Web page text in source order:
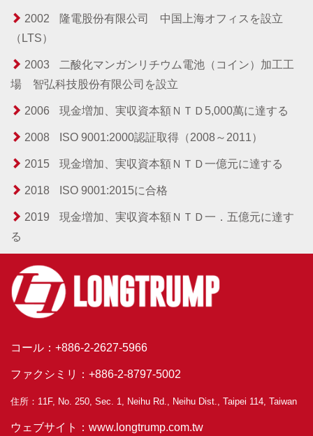
2002
隆電股份有限公司 中国上海オフィスを設立
（LTS）
2003
二酸化マンガンリチウム電池（コイン）加工工
場 智弘科技股份有限公司を設立
2006 現金増加、実収資本額ＮＴＤ5,000萬に達する
2008 ISO 9001:2000認証取得（2008～2011）
2015 現金増加、実収資本額ＮＴＤ一億元に達する
2018 ISO 9001:2015に合格
2019
現金増加、実収資本額ＮＴＤ一．五億元に達す
る
コール：+886-2-2627-5966
ファクシミリ：+886-2-8797-5002
住所：11F, No. 250, Sec. 1, Neihu Rd., Neihu Dist., Taipei 114, Taiwan
ウェブサイト：www.longtrump.com.tw